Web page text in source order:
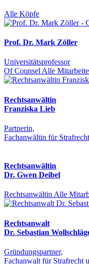
Alle Köpfe
Prof. Dr. Mark Zöller
Universitätsprofessor
Of CounselAlle
Rechtsanwältin
Franziska Lieb
Partnerin,
Fachanwältin für Strafrecht
Rechtsanwältin
Dr. Gwen Deibel
RechtsanwältinAlle
Rechtsanwalt
Dr. Sebastian
Gründungspartner,
Fachanwalt für Strafrecht